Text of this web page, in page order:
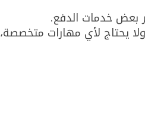
بعض خدمات الدفع.
يحتاج لأي مهارات متخصصة،